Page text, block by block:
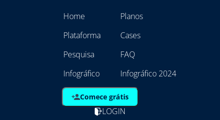
Home
Plataforma
Pesquisa
Infográfico
Planos
Cases
FAQ
Infográfico 2024
Comece grátis
LOGIN